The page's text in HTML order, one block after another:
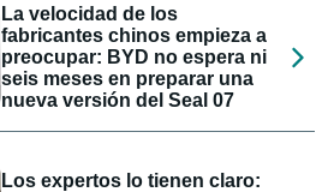
La velocidad de los
fabricantes chinos empieza a
preocupar: BYD no espera ni
seis meses en preparar una
nueva versión del Seal 07
Los expertos lo tienen claro: